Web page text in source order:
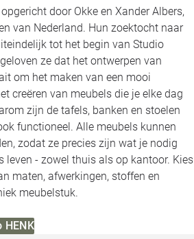
door Okke en Xander Albers,
van Nederland. Hun zoektocht naar
tot het begin van Studio
ze dat het ontwerpen van
om het maken van een mooi
creëren van meubels die je elke dag
zijn de tafels, banken en stoelen
functioneel. Alle meubels kunnen
zodat ze precies zijn wat je nodig
leven - zowel thuis als op kantoor. Kies
maten, afwerkingen, stoffen en
meubelstuk.
HENK